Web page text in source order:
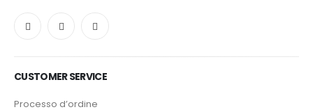
CUSTOMER SERVICE
Processo d’ordine